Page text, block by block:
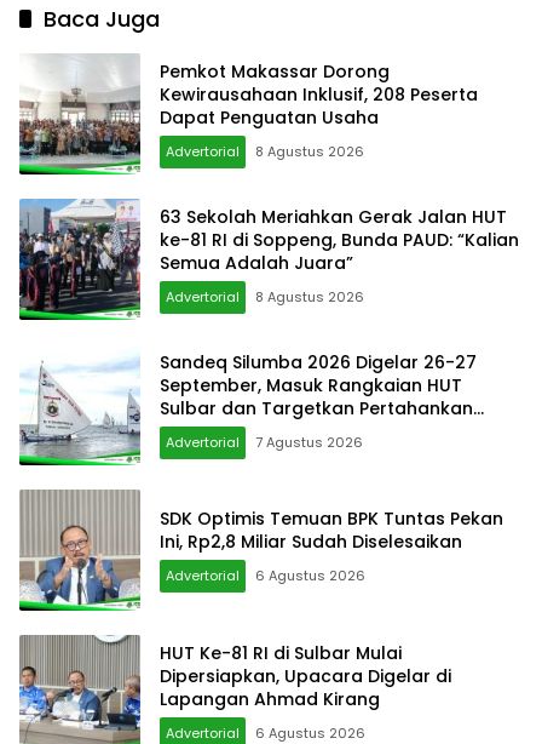
Baca Juga
Pemkot Makassar Dorong
Kewirausahaan Inklusif, 208 Peserta
Dapat Penguatan Usaha
Advertorial 8 Agustus 2026
63 Sekolah Meriahkan Gerak Jalan HUT
ke-81 RI di Soppeng, Bunda PAUD: “Kalian
Semua Adalah Juara”
Advertorial 8 Agustus 2026
Sandeq Silumba 2026 Digelar 26-27
September, Masuk Rangkaian HUT
Sulbar dan Targetkan Pertahankan
Status KEN
Advertorial 7 Agustus 2026
SDK Optimis Temuan BPK Tuntas Pekan
Ini, Rp2,8 Miliar Sudah Diselesaikan
Advertorial 6 Agustus 2026
HUT Ke-81 RI di Sulbar Mulai
Dipersiapkan, Upacara Digelar di
Lapangan Ahmad Kirang
Advertorial 6 Agustus 2026